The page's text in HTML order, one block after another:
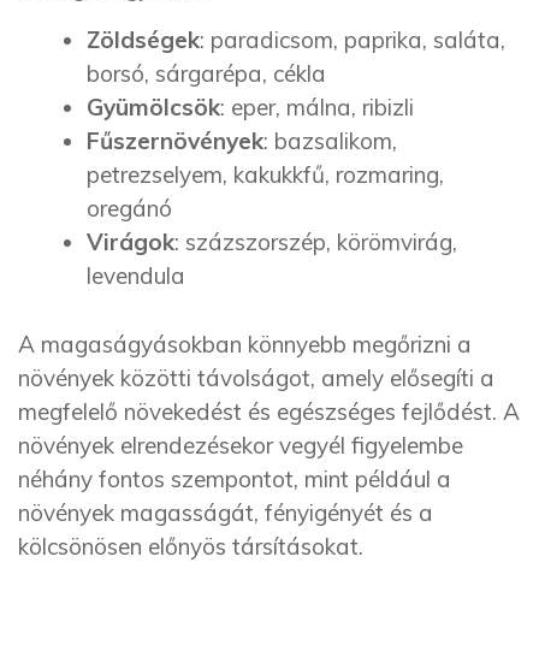
Zöldségek: paradicsom, paprika, saláta,
borsó, sárgarépa, cékla
Gyümölcsök: eper, málna, ribizli
Fűszernövények: bazsalikom,
petrezselyem, kakukkfű, rozmaring,
oregánó
Virágok: százszorszép, körömvirág,
levendula
A magaságyásokban könnyebb megőrizni a
növények közötti távolságot, amely elősegíti a
megfelelő növekedést és egészséges fejlődést. A
növények elrendezésekor vegyél figyelembe
néhány fontos szempontot, mint például a
növények magasságát, fényigényét és a
kölcsönösen előnyös társításokat.